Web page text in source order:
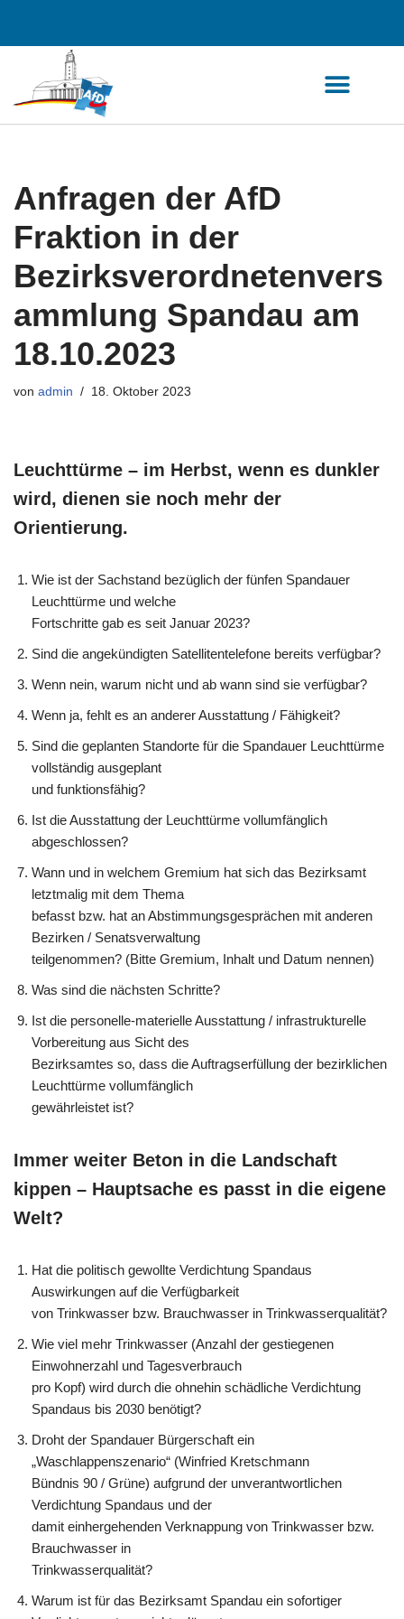
Zum
springen
Anfragen der AfD
Fraktion in der
Bezirksverordnetenvers
ammlung Spandau am
18.10.2023
von admin 18. Oktober 2023
Leuchttürme – im Herbst, wenn es dunkler
wird, dienen sie noch mehr der
Orientierung.
Wie ist der Sachstand bezüglich der fünfen Spandauer
Leuchttürme und welche
Fortschritte gab es seit Januar 2023?
Sind die angekündigten Satellitentelefone bereits verfügbar?
Wenn nein, warum nicht und ab wann sind sie verfügbar?
Wenn ja, fehlt es an anderer Ausstattung / Fähigkeit?
Sind die geplanten Standorte für die Spandauer Leuchttürme
vollständig ausgeplant
und funktionsfähig?
Ist die Ausstattung der Leuchttürme vollumfänglich
abgeschlossen?
Wann und in welchem Gremium hat sich das Bezirksamt
letztmalig mit dem Thema
befasst bzw. hat an Abstimmungsgesprächen mit anderen
Bezirken / Senatsverwaltung
teilgenommen? (Bitte Gremium, Inhalt und Datum nennen)
Was sind die nächsten Schritte?
Ist die personelle-materielle Ausstattung / infrastrukturelle
Vorbereitung aus Sicht des
Bezirksamtes so, dass die Auftragserfüllung der bezirklichen
Leuchttürme vollumfänglich
gewährleistet ist?
Immer weiter Beton in die Landschaft
kippen – Hauptsache es passt in die eigene
Welt?
Hat die politisch gewollte Verdichtung Spandaus
Auswirkungen auf die Verfügbarkeit
von Trinkwasser bzw. Brauchwasser in Trinkwasserqualität?
Wie viel mehr Trinkwasser (Anzahl der gestiegenen
Einwohnerzahl und Tagesverbrauch
pro Kopf) wird durch die ohnehin schädliche Verdichtung
Spandaus bis 2030 benötigt?
Droht der Spandauer Bürgerschaft ein
„Waschlappenszenario“ (Winfried Kretschmann
Bündnis 90 / Grüne) aufgrund der unverantwortlichen
Verdichtung Spandaus und der
damit einhergehenden Verknappung von Trinkwasser bzw.
Brauchwasser in
Trinkwasserqualität?
Warum ist für das Bezirksamt Spandau ein sofortiger